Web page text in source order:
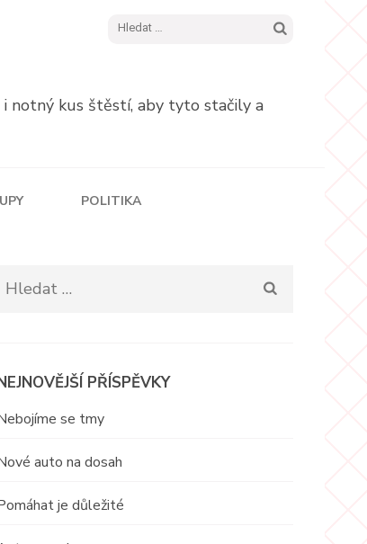
Vyhledávání
notný kus štěstí, aby tyto stačily a
POLITIKA
Vyhledávání
PŘÍSPĚVKY
se tmy
auto na dosah
je důležité